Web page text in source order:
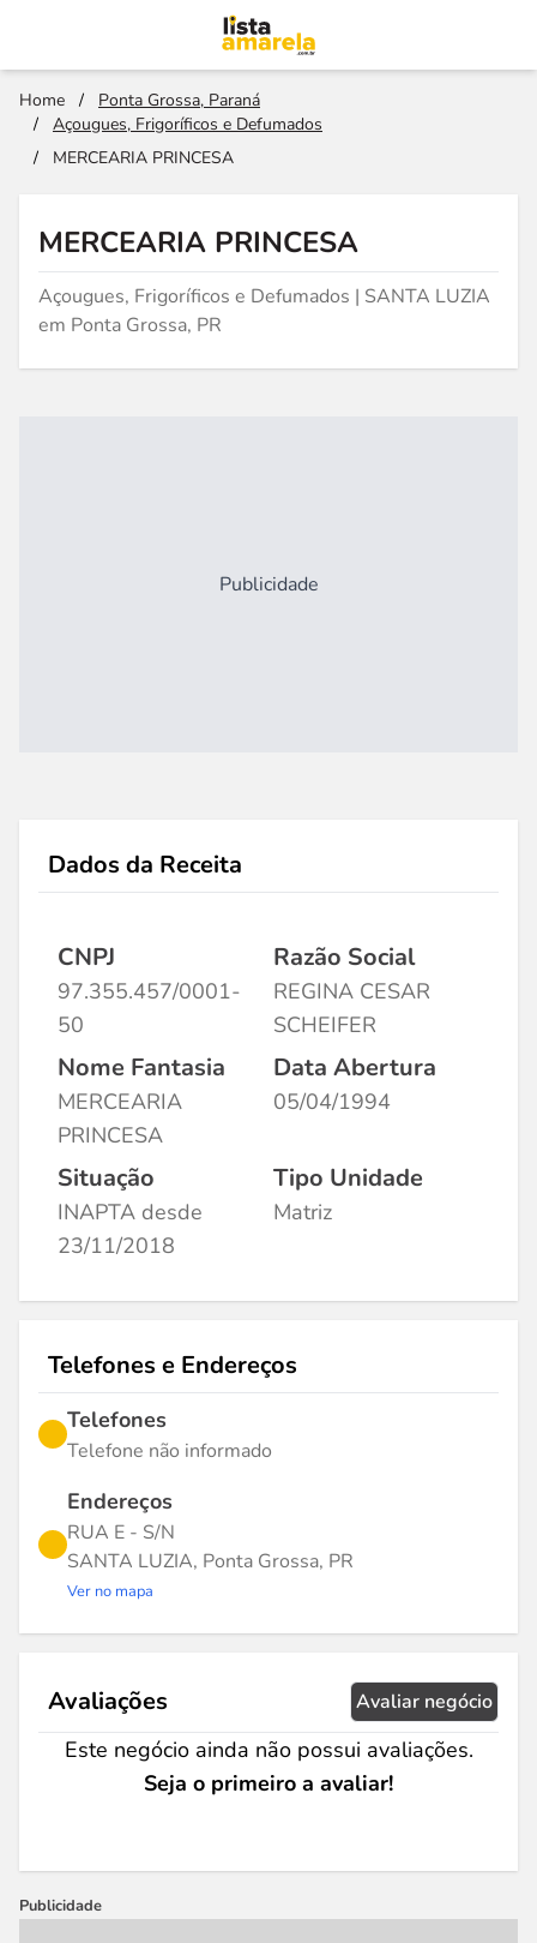
Home /
Ponta Grossa, Paraná
/
Açougues, Frigoríficos e Defumados
/
MERCEARIA PRINCESA
MERCEARIA PRINCESA
Açougues, Frigoríficos e Defumados | SANTA LUZIA
em Ponta Grossa, PR
Publicidade
Dados da Receita
CNPJ
97.355.457/0001-
50
Razão Social
REGINA CESAR
SCHEIFER
Nome Fantasia
MERCEARIA
PRINCESA
Data Abertura
05/04/1994
Situação
INAPTA desde
23/11/2018
Tipo Unidade
Matriz
Telefones e Endereços
Telefones
Telefone não informado
Endereços
RUA E - S/N
SANTA LUZIA, Ponta Grossa, PR
Ver no mapa
Avaliações Avaliar negócio
Este negócio ainda não possui avaliações.
Seja o primeiro a avaliar!
Publicidade